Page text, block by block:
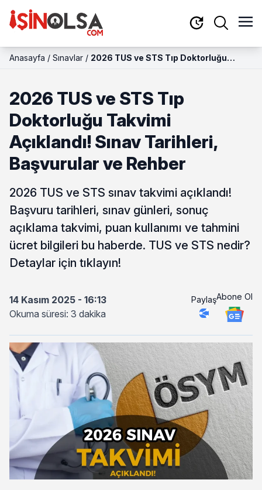
Anasayfa / Sınavlar / 2026 TUS ve STS Tıp Doktorluğu
2026 TUS ve STS Tıp
Doktorluğu Takvimi
Açıklandı! Sınav Tarihleri,
Başvurular ve Rehber
2026 TUS ve STS sınav takvimi açıklandı!
Başvuru tarihleri, sınav günleri, sonuç
açıklama takvimi, puan kullanımı ve tahmini
ücret bilgileri bu haberde. TUS ve STS nedir?
Detaylar için tıklayın!
14 Kasım 2025 - 16:13
Okuma süresi: 3 dakika
PaylaşAbone Ol